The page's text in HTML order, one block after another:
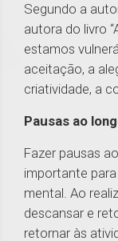
Segundo a
autora do livro
estamos
aceitação, a
criatividade, a
Pausas ao
Fazer pausas
importante
mental. Ao
descansar e
retornar às